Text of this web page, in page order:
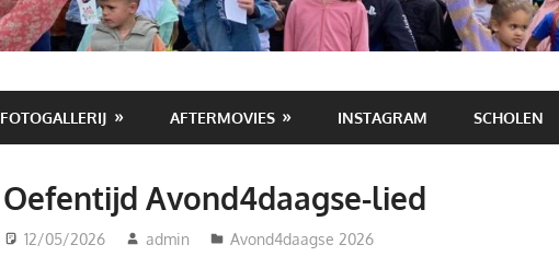
FOTOGALLERIJ AFTERMOVIES INSTAGRAM SCHOLEN
Oefentijd Avond4daagse-lied
12/05/2026 admin Avond4daagse 2026